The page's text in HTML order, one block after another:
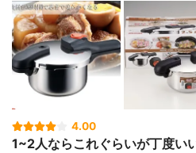
4.00
1~2人ならこれぐらいが丁度い